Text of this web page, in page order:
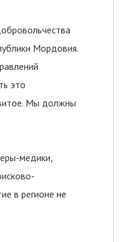
Мордовия.
это
Мы должны
медики,
в регионе не